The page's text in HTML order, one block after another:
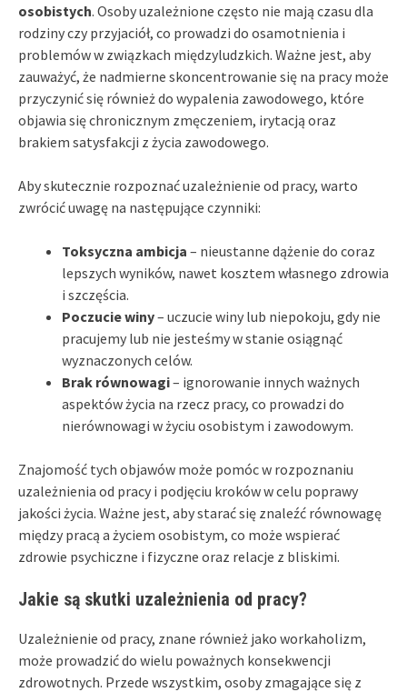
osobistych. Osoby uzależnione często nie mają czasu dla
rodziny czy przyjaciół, co prowadzi do osamotnienia i
problemów w związkach międzyludzkich. Ważne jest, aby
zauważyć, że nadmierne skoncentrowanie się na pracy może
przyczynić się również do wypalenia zawodowego, które
objawia się chronicznym zmęczeniem, irytacją oraz
brakiem satysfakcji z życia zawodowego.
Aby skutecznie rozpoznać uzależnienie od pracy, warto
zwrócić uwagę na następujące czynniki:
Toksyczna ambicja – nieustanne dążenie do coraz
lepszych wyników, nawet kosztem własnego zdrowia
i szczęścia.
Poczucie winy– uczucie winy lub niepokoju, gdy nie
pracujemy lub nie jesteśmy w stanie osiągnąć
wyznaczonych celów.
Brak równowagi– ignorowanie innych ważnych
aspektów życia na rzecz pracy, co prowadzi do
nierównowagi w życiu osobistym i zawodowym.
Znajomość tych objawów może pomóc w rozpoznaniu
uzależnienia od pracy i podjęciu kroków w celu poprawy
jakości życia. Ważne jest, aby starać się znaleźć równowagę
między pracą a życiem osobistym, co może wspierać
zdrowie psychiczne i fizyczne oraz relacje z bliskimi.
Jakie są skutki uzależnienia od pracy?
Uzależnienie od pracy, znane również jako workaholizm,
może prowadzić do wielu poważnych konsekwencji
zdrowotnych. Przede wszystkim, osoby zmagające się z